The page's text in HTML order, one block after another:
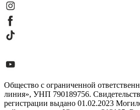
Общество с ограниченной
линия», УНП 790189756.
регистрации выдано 01.02.2023